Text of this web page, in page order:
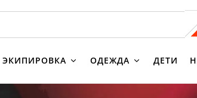
ЭКИПИРОВКА ОДЕЖДА ДЕТИ